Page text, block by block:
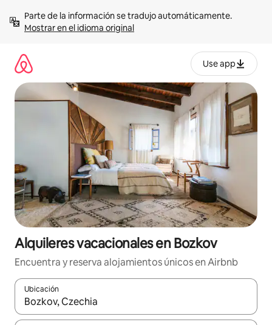
contenidoMostrar en el idioma original
Use app
Alquileres vacacionales en Bozkov
Encuentra y reserva alojamientos únicos en Airbnb
Ubicación
Cuando los resultados estén disponibles, navega con las